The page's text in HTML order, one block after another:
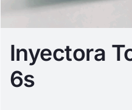
Inyectora
6s